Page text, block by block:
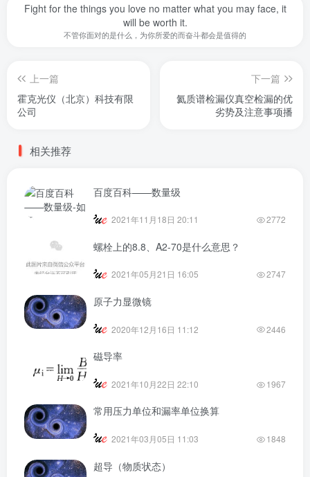
Fight for the things you love no matter what you may face, it
will be worth it.
不管你面对的是什么，为你所爱的而奋斗都会是值得的
上一篇
霍克光仪（北京）科技有限
公司
下一篇
氦质谱检漏仪真空检漏的优
劣势及注意事项播
相关推荐
百度百科——数量级
2021年11月18日 20:11 2772
螺栓上的8.8、A2-70是什么意思？
2021年05月21日 16:05 2747
原子力显微镜
2020年12月16日 11:12 2446
磁导率
2021年10月22日 22:10 1967
常用压力单位和漏率单位换算
2021年03月05日 11:03 1848
超导（物质状态）